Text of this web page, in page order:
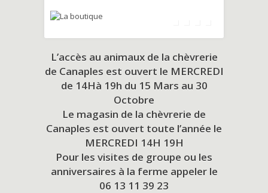
L’accès au animaux de la chèvrerie
de Canaples est ouvert le MERCREDI
de 14Hà 19h du 15 Mars au 30
Octobre
Le magasin de la chèvrerie de
Canaples est ouvert toute l’année le
MERCREDI 14H 19H
Pour les visites de groupe ou les
anniversaires à la ferme appeler le
06 13 11 39 23